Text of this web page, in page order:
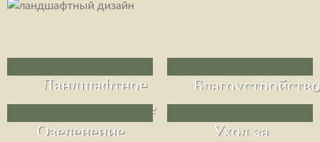
Ландшафтное
проектирование
Благоустройство
Озеленение
Уход за